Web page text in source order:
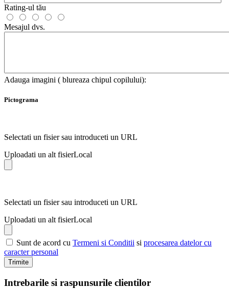
Rating-ul tău
Mesajul dvs.
Adauga imagini ( blureaza chipul copilului):
Pictograma
Selectati un fisier sau introduceti un URL
Uploadati un alt fisierLocal
Selectati un fisier sau introduceti un URL
Uploadati un alt fisierLocal
Sunt de acord cu Termeni si Conditii si procesarea datelor cu
caracter personal
Trimite
Intrebarile si raspunsurile clientilor